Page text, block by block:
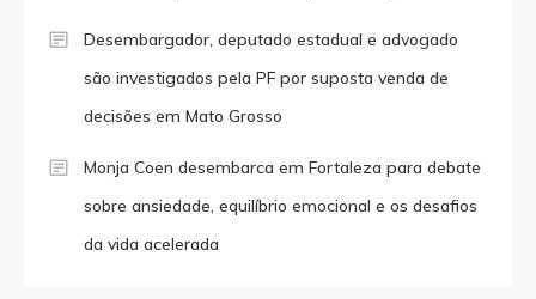
Desembargador, deputado estadual e advogado
são investigados pela PF por suposta venda de
decisões em Mato Grosso
Monja Coen desembarca em Fortaleza para debate
sobre ansiedade, equilíbrio emocional e os desafios
da vida acelerada